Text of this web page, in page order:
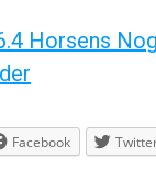
Horsens
Facebook